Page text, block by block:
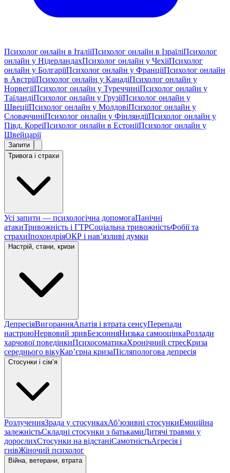
Психолог онлайн в ІталіїПсихолог онлайн в ІзраїліПсихолог
онлайн у НідерландахПсихолог онлайн у ЧехіїПсихолог
онлайн у БолгаріїПсихолог онлайн у ФранціїПсихолог онлайн
в АвстріїПсихолог онлайн у КанадіПсихолог онлайн у
НорвегіїПсихолог онлайн у ТуреччиніПсихолог онлайн у
ТаїландіПсихолог онлайн у ГрузіїПсихолог онлайн у
ШвеціїПсихолог онлайн у МолдовіПсихолог онлайн у
СловаччиніПсихолог онлайн у ФінляндіїПсихолог онлайн у
Півд. КореїПсихолог онлайн в ЕстоніїПсихолог онлайн у
Швейцарії
Запити
Тривога і страхи
Усі запити — психологічна допомогаПанічні
атакиТривожність і ГТРСоціальна тривожністьФобії та
страхиІпохондріяОКР і навʼязливі думки
Настрій, стани, кризи
ДепресіяВигоранняАпатія і втрата сенсуПерепади
настроюНервовий зривБезсонняНизька самооцінкаРозлади
харчової поведінкиПсихосоматикаХронічний стресКриза
середнього вікуКарʼєрна кризаПісляпологова депресія
Стосунки і сімʼя
РозлученняЗрада у стосункахАбʼюзивні стосункиЕмоційна
залежністьСкладні стосунки з батькамиДитячі травми у
дорослихСтосунки на відстаніСамотністьАгресія і
гнівЖіночий психолог
Війна, ветерани, втрата